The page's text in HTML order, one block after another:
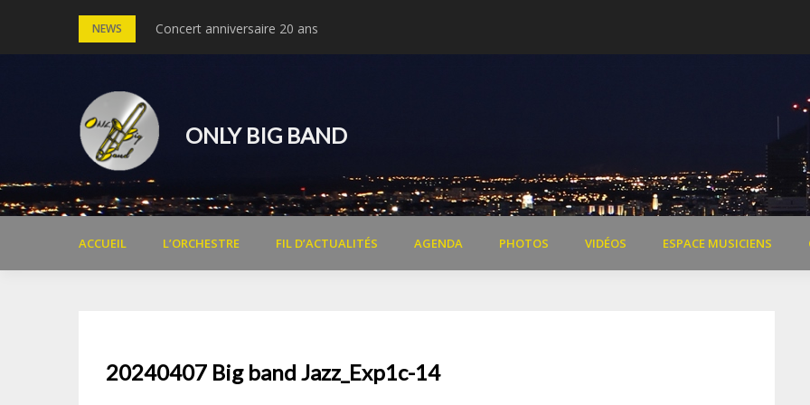
NEWS Concert anniversaire 20 ans
Concert Michel Legrand – 30 ans du cinéma de Dardilly
ONLY BIG BAND
ACCUEIL L’ORCHESTRE FIL D’ACTUALITÉS AGENDA PHOTOS VIDÉOS ESPACE MUSICIENS
20240407 Big band Jazz_Exp1c-14